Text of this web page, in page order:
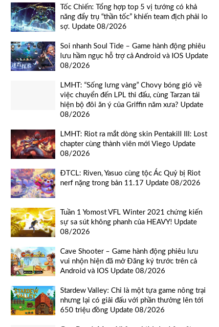
Tốc Chiến: Tổng hợp top 5 vị tướng có khả
năng đẩy trụ “thần tốc” khiến team địch phải lo
sợ. Update 08/2026
Soi nhanh Soul Tide – Game hành động phiêu
lưu hầm ngục hỗ trợ cả Android và IOS Update
08/2026
LMHT: “Sống lưng vàng” Chovy bóng gió về
việc chuyển đến LPL thi đấu, cùng Tarzan tái
hiện bộ đôi ăn ý của Griffin năm xưa? Update
08/2026
LMHT: Riot ra mắt dòng skin Pentakill III: Lost
chapter cùng thành viên mới Viego Update
08/2026
ĐTCL: Riven, Yasuo cùng tộc Ác Quỷ bị Riot
nerf nặng trong bản 11.17 Update 08/2026
Tuần 1 Yomost VFL Winter 2021 chứng kiến
sự sa sút không phanh của HEAVY! Update
08/2026
Cave Shooter – Game hành động phiêu lưu
vui nhộn hiện đã mở Đăng ký trước trên cả
Android và IOS Update 08/2026
Stardew Valley: Chỉ là một tựa game nông trại
nhưng lại có giải đấu với phần thưởng lên tới
650 triệu đồng Update 08/2026